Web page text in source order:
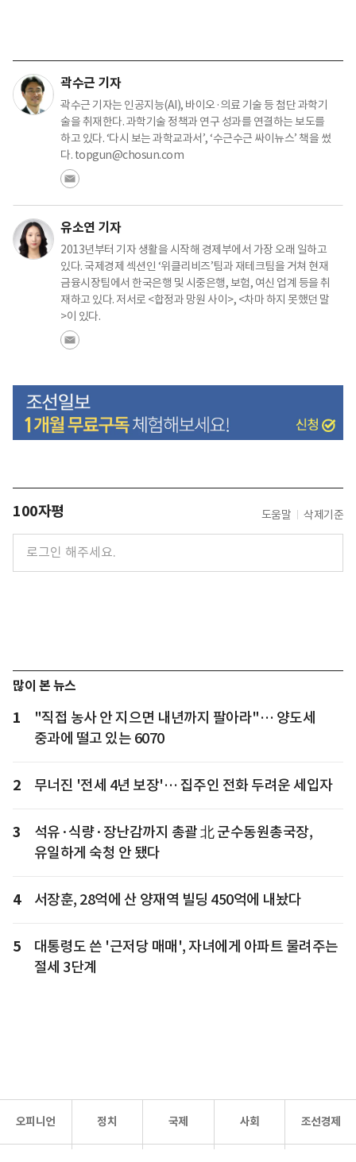
곽수근 기자
곽수근 기자는 인공지능(AI), 바이오·의료 기술 등 첨단 과학기
술을 취재한다. 과학기술 정책과 연구 성과를 연결하는 보도를
하고 있다. ‘다시 보는 과학교과서’, ‘수근수근 싸이뉴스’ 책을 썼
다. topgun@chosun.com
유소연 기자
2013년부터 기자 생활을 시작해 경제부에서 가장 오래 일하고
있다. 국제경제 섹션인 ‘위클리비즈’팀과 재테크팀을 거쳐 현재
금융시장팀에서 한국은행 및 시중은행, 보험, 여신 업계 등을 취
재하고 있다. 저서로 <합정과 망원 사이>, <차마 하지 못했던 말
>이 있다.
100자평 도움말 삭제기준
많이 본 뉴스
1
"직접 농사 안 지으면 내년까지 팔아라"… 양도세
중과에 떨고 있는 6070
2 무너진 '전세 4년 보장'… 집주인 전화 두려운 세입자
3
석유·식량·장난감까지 총괄 北 군수동원총국장,
유일하게 숙청 안 됐다
4 서장훈, 28억에 산 양재역 빌딩 450억에 내놨다
5
대통령도 쓴 '근저당 매매', 자녀에게 아파트 물려주는
절세 3단계
오피니언 정치 국제 사회 조선경제